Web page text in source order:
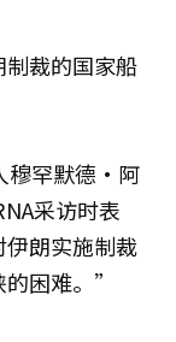
裁的国家船
穆罕默德·阿
采访时表
朗实施制裁
困难。”